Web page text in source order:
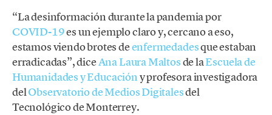
“La desinformación durante la pandemia por
COVID-19es un ejemplo claro y, cercano a eso,
estamos viendo brotes deenfermedadesque estaban
erradicadas”, diceAna Laura Maltosde laEscuela de
Humanidades y Educacióny profesora investigadora
delObservatorio de Medios Digitalesdel
Tecnológico de Monterrey.